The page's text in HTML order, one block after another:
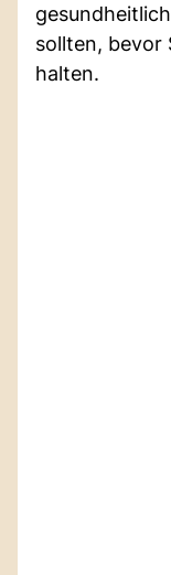
sollten, bevor
halten.